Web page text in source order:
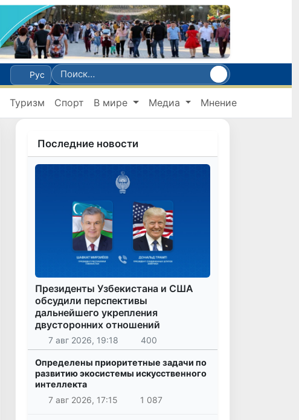
Рус
Туризм Спорт В мире Медиа Мнение
Последние новости
Президенты Узбекистана и США
обсудили перспективы
дальнейшего укрепления
двусторонних отношений
7 авг 2026, 19:18 400
Определены приоритетные задачи по
развитию экосистемы искусственного
интеллекта
7 авг 2026, 17:15
1 087